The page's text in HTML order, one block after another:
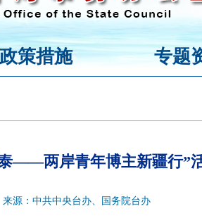
政策措施 专题
——两岸青年博主新疆行”
来源：中共中央台办、国务院台办